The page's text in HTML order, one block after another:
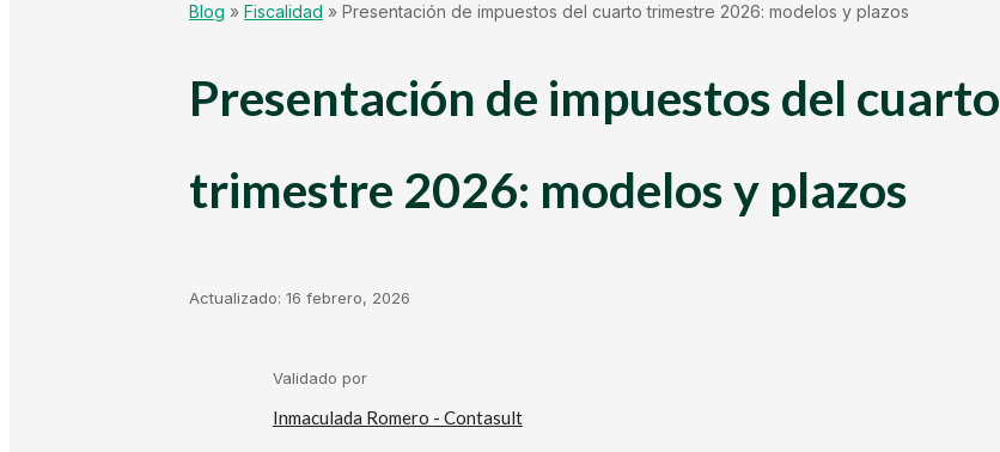
Kit Digital
Plantillas Facturación
Plantillas Negocio
Blog » Fiscalidad » Presentación de impuestos del cuarto trimestre 2026: modelos y plazos
Presentación de impuestos del cuarto
trimestre 2026: modelos y plazos
Actualizado: 16 febrero, 2026
Validado por
Inmaculada Romero - Contasult